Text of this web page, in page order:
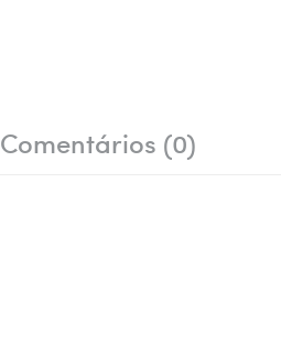
Comentários (0)